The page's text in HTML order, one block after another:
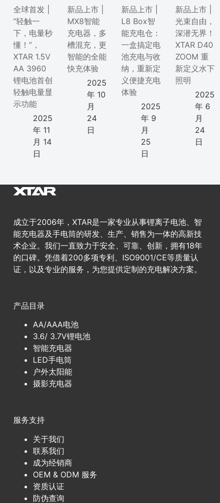
全球首发 |
“轻触一
下，电量秒
懂！”，
XTAR 1.5V
AA 3960
锂电池首创
轻触电量显
示功能
2025
年 11
月 14
日
新品上市 |
MX8智能
充电器，多
槽混充，更
智能的全能
快充体验
2025
年 10
月
24
日
新品上市 |
L8 Box智
能充电仓：
一盒搞定电
池充电与收
纳，重新定
义便捷充电
体验
2025
年 9
月
25
日
新品上市 |
光束自由，
深潜无界！
XTAR D40
ZOOM 重
新定义水下
照明
2025
年 6
月
24
日
成立于2006年，XTAR是一家专业从事锂离子电池、智
能充电器及手电筒的研发、生产、销售为一体的高新技
术企业。我们一直致力于安全、可靠、创新，拥有18年
的口碑。凭借着200多项专利、ISO9001/CE等质量认
证，以及专业的服务，为您提供定制的充电解决方案。
产品目录
AA/AAA电池
3.6/ 3.7V锂电池
智能充电器
LED手电筒
户外太阳能
摄影充电器
服务支持
关于我们
联系我们
成为经销商
OEM & ODM 服务
资质认证
防伪查询